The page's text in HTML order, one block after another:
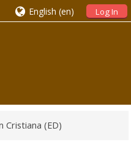
Log In
English ‎(en)‎
Cristiana (ED)